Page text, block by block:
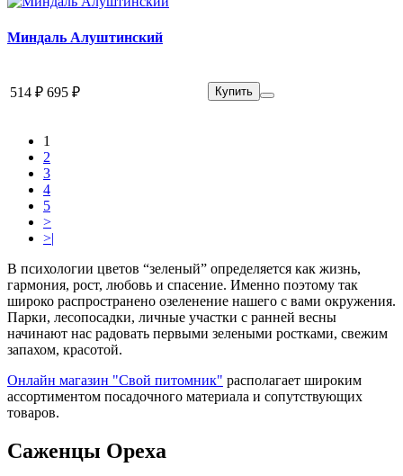
Миндаль Алуштинский
514 ₽ 695 ₽ Купить
1
2
3
4
5
>
>|
В психологии цветов “зеленый” определяется как жизнь,
гармония, рост, любовь и спасение. Именно поэтому так
широко распространено озеленение нашего с вами окружения.
Парки, лесопосадки, личные участки с ранней весны
начинают нас радовать первыми зелеными ростками, свежим
запахом, красотой.
Онлайн магазин "Свой питомник" располагает широким
ассортиментом посадочного материала и сопутствующих
товаров.
Саженцы Ореха